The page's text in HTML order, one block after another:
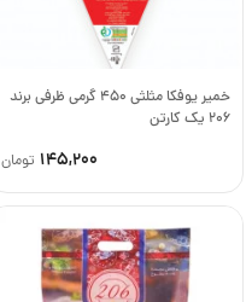
خمیر یوفکا مثلثی 450 گرمی ظرفی برند
206 یک کارتن
145,200 تومان